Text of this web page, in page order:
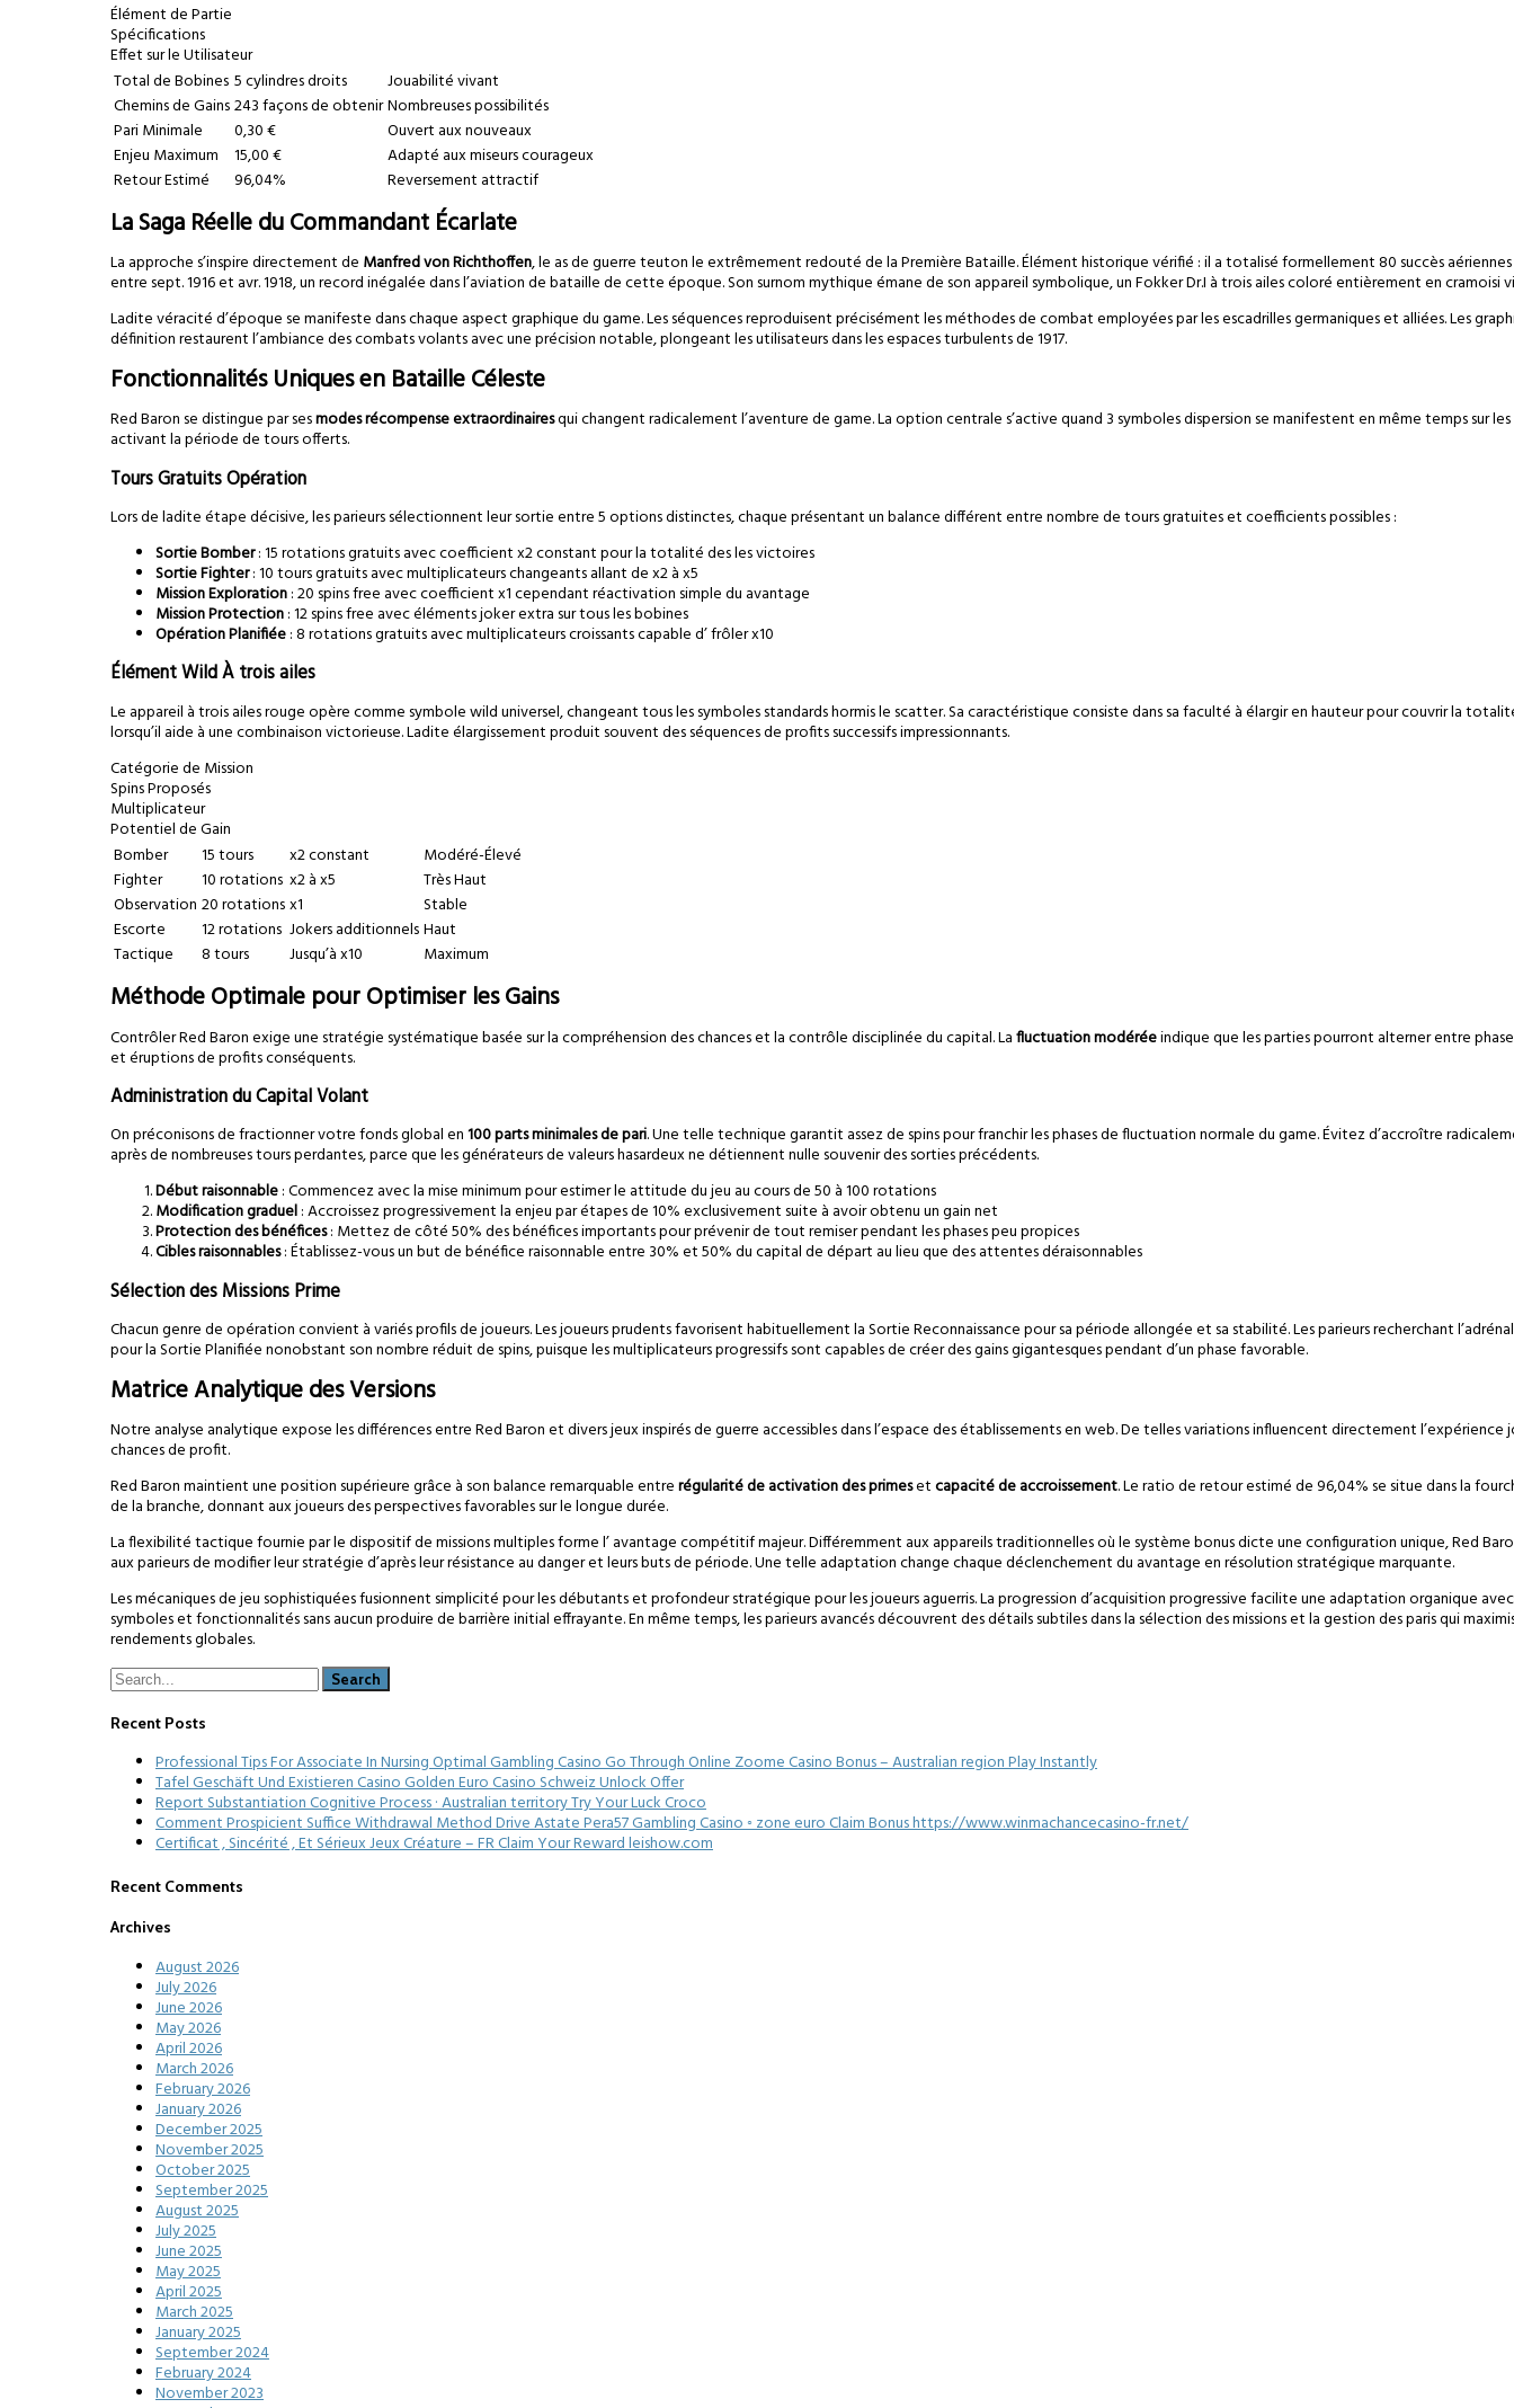
Élément de Partie
Spécifications
Effet sur le Utilisateur
Total de Bobines 5 cylindres droits
Jouabilité vivant
Chemins de Gains243 façons de obtenirNombreuses possibilités
Pari Minimale
0,30 €
Ouvert aux nouveaux
Enjeu Maximum
15,00 €
Adapté aux miseurs courageux
Retour Estimé
96,04% Reversement attractif
La Saga Réelle du Commandant Écarlate
La approche s’inspire directement de Manfred von Richthoffen, le as de guerre teuton le extrêmement redouté de la Première Bataille. Élément historique vérifié : il a totalisé formellement 80 succès
entre sept. 1916 et avr. 1918, un record inégalée dans l’aviation de bataille de cette époque. Son surnom mythique émane de son appareil symbolique, un Fokker Dr.I à trois ailes coloré entièrement en cramoisi
Ladite véracité d’époque se manifeste dans chaque aspect graphique du game. Les séquences reproduisent précisément les méthodes de combat employées par les escadrilles germaniques et alliées. Les
définition restaurent l’ambiance des combats volants avec une précision notable, plongeant les utilisateurs dans les espaces turbulents de 1917.
Fonctionnalités Uniques en Bataille Céleste
Red Baron se distingue par sesmodes récompense extraordinairesqui changent radicalement l’aventure de game. La option centrale s’active quand 3 symboles dispersion se manifestent en même temps sur
activant la période de tours offerts.
Tours Gratuits Opération
Lors de ladite étape décisive, les parieurs sélectionnent leur sortie entre 5 options distinctes, chaque présentant un balance différent entre nombre de tours gratuites et coefficients possibles :
Sortie Bomber: 15 rotations gratuits avec coefficient x2 constant pour la totalité des les victoires
Sortie Fighter: 10 tours gratuits avec multiplicateurs changeants allant de x2 à x5
Mission Exploration: 20 spins free avec coefficient x1 cependant réactivation simple du avantage
Mission Protection: 12 spins free avec éléments joker extra sur tous les bobines
Opération Planifiée: 8 rotations gratuits avec multiplicateurs croissants capable d’ frôler x10
Élément Wild À trois ailes
Le appareil à trois ailes rouge opère comme symbole wild universel, changeant tous les symboles standards hormis le scatter. Sa caractéristique consiste dans sa faculté à élargir en hauteur pour couvrir la
lorsqu’il aide à une combinaison victorieuse. Ladite élargissement produit souvent des séquences de profits successifs impressionnants.
Catégorie de Mission
Spins Proposés
Multiplicateur
Potentiel de Gain
Bomber
15 tours x2 constant
Modéré-Élevé
Fighter
10 rotations x2 à x5
Très Haut
Observation 20 rotationsx1
Stable
Escorte
12 rotations Jokers additionnelsHaut
Tactique
8 tours Jusqu’à x10 Maximum
Méthode Optimale pour Optimiser les Gains
Contrôler Red Baron exige une stratégie systématique basée sur la compréhension des chances et la contrôle disciplinée du capital. Lafluctuation modéréeindique que les parties pourront alterner entre
et éruptions de profits conséquents.
Administration du Capital Volant
On préconisons de fractionner votre fonds global en100 parts minimales de pari. Une telle technique garantit assez de spins pour franchir les phases de fluctuation normale du game. Évitez d’accroître
après de nombreuses tours perdantes, parce que les générateurs de valeurs hasardeux ne détiennent nulle souvenir des sorties précédents.
Début raisonnable: Commencez avec la mise minimum pour estimer le attitude du jeu au cours de 50 à 100 rotations
Modification graduel: Accroissez progressivement la enjeu par étapes de 10% exclusivement suite à avoir obtenu un gain net
Protection des bénéfices: Mettez de côté 50% des bénéfices importants pour prévenir de tout remiser pendant les phases peu propices
Cibles raisonnables: Établissez-vous un but de bénéfice raisonnable entre 30% et 50% du capital de départ au lieu que des attentes déraisonnables
Sélection des Missions Prime
Chacun genre de opération convient à variés profils de joueurs. Les joueurs prudents favorisent habituellement la Sortie Reconnaissance pour sa période allongée et sa stabilité. Les parieurs recherchant
pour la Sortie Planifiée nonobstant son nombre réduit de spins, puisque les multiplicateurs progressifs sont capables de créer des gains gigantesques pendant d’un phase favorable.
Matrice Analytique des Versions
Notre analyse analytique expose les différences entre Red Baron et divers jeux inspirés de guerre accessibles dans l’espace des établissements en web. De telles variations influencent directement l’expérience
chances de profit.
Red Baron maintient une position supérieure grâce à son balance remarquable entrerégularité de activation des primesetcapacité de accroissement. Le ratio de retour estimé de 96,04% se situe dans la
de la branche, donnant aux joueurs des perspectives favorables sur le longue durée.
La flexibilité tactique fournie par le dispositif de missions multiples forme l’ avantage compétitif majeur. Différemment aux appareils traditionnelles où le système bonus dicte une configuration unique, Red
aux parieurs de modifier leur stratégie d’après leur résistance au danger et leurs buts de période. Une telle adaptation change chaque déclenchement du avantage en résolution stratégique marquante.
Les mécaniques de jeu sophistiquées fusionnent simplicité pour les débutants et profondeur stratégique pour les joueurs aguerris. La progression d’acquisition progressive facilite une adaptation organique
symboles et fonctionnalités sans aucun produire de barrière initial effrayante. En même temps, les parieurs avancés découvrent des détails subtiles dans la sélection des missions et la gestion des paris qui
rendements globales.
Recent Posts
Professional Tips For Associate In Nursing Optimal Gambling Casino Go Through Online Zoome Casino Bonus – Australian region Play Instantly
Tafel Geschäft Und Existieren Casino Golden Euro Casino Schweiz Unlock Offer
Report Substantiation Cognitive Process · Australian territory Try Your Luck Croco
Comment Prospicient Suffice Withdrawal Method Drive Astate Pera57 Gambling Casino ◦ zone euro Claim Bonus https://www.winmachancecasino-fr.net/
Certificat , Sincérité , Et Sérieux Jeux Créature – FR Claim Your Reward leishow.com
Recent Comments
Archives
August 2026
July 2026
June 2026
May 2026
April 2026
March 2026
February 2026
January 2026
December 2025
November 2025
October 2025
September 2025
August 2025
July 2025
June 2025
May 2025
April 2025
March 2025
January 2025
September 2024
February 2024
November 2023